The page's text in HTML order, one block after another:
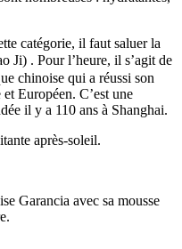
catégorie, il faut saluer la
Ji) . Pour l’heure, il s’agit de
chinoise qui a réussi son
Européen. C’est une
il y a 110 ans à Shanghai.
après-soleil.
Garancia avec sa mousse